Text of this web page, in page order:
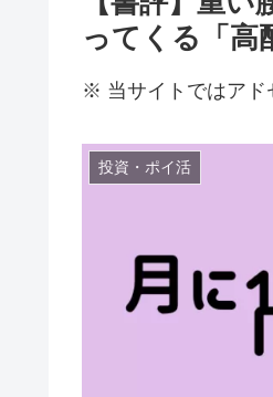
ってくる「高
※ 当サイトではアド
投資・ポイ活